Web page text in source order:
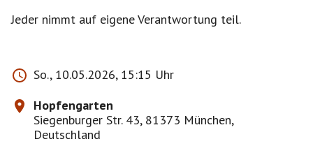
Jeder nimmt auf eigene Verantwortung teil.
So., 10.05.2026, 15:15 Uhr
Hopfengarten
Siegenburger Str. 43, 81373 München,
Deutschland